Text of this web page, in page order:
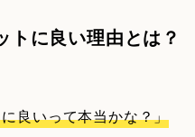
トに良い理由とは？
良いって本当かな？」